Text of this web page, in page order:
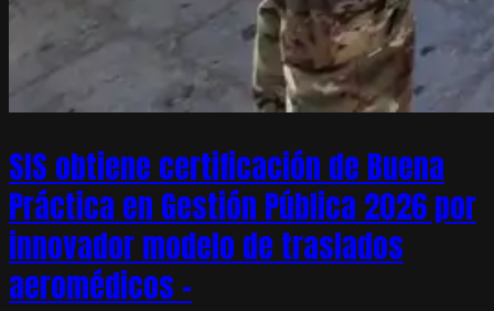
SIS obtiene certificación de Buena
Práctica en Gestión Pública 2026 por
innovador modelo de traslados
aeromédicos –